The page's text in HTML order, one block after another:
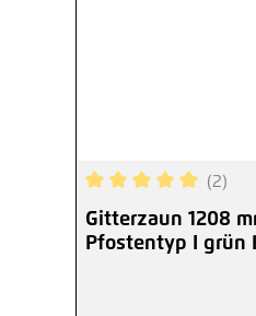
Durchschnittliche
(2)
Gitterzaun 1208
Pfostentyp I grün